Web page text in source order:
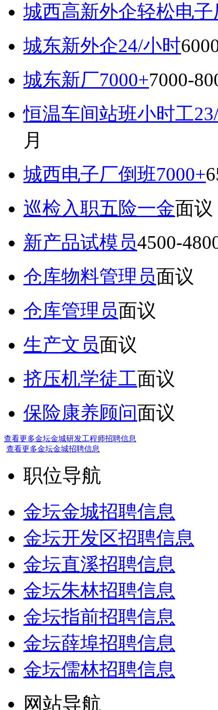
城西高新外企轻松电子
城东新外企24/小时
城东新厂7000+7000-
恒温车间站班小时工
月
城西电子厂倒班7000+
巡检入职五险一金面议
新产品试模员4500-
仓库物料管理员面议
仓库管理员面议
生产文员面议
挤压机学徒工面议
保险康养顾问面议
查看更多金坛金城研发工程师招聘信息
查看更多金坛金城招聘信息
职位导航
金坛金城招聘信息
金坛开发区招聘信息
金坛直溪招聘信息
金坛朱林招聘信息
金坛指前招聘信息
金坛薛埠招聘信息
金坛儒林招聘信息
网站导航